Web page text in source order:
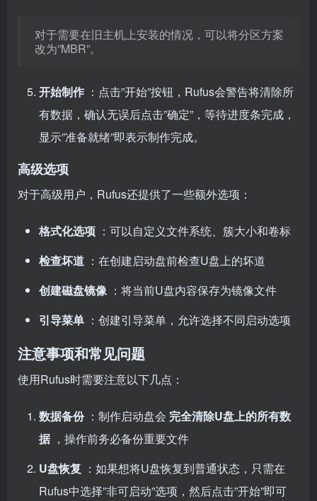
对于需要在旧主机上安装的情况，可以将分区方案
改为”MBR”。
开始制作 ：点击”开始”按钮，Rufus会警告将清除所
有数据，确认无误后点击”确定”，等待进度条完成，
显示”准备就绪”即表示制作完成。
高级选项
对于高级用户，Rufus还提供了一些额外选项：
格式化选项 ：可以自定义文件系统、簇大小和卷标
检查坏道 ：在创建启动盘前检查U盘上的坏道
创建磁盘镜像 ：将当前U盘内容保存为镜像文件
引导菜单 ：创建引导菜单，允许选择不同启动选项
注意事项和常见问题
使用Rufus时需要注意以下几点：
数据备份 ：制作启动盘会 完全清除U盘上的所有数
据 ，操作前务必备份重要文件
U盘恢复 ：如果想将U盘恢复到普通状态，只需在
Rufus中选择”非可启动”选项，然后点击”开始”即可